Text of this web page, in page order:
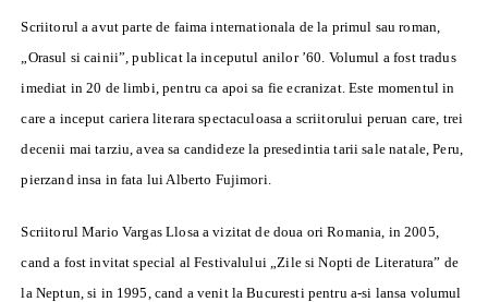
Scriitorul a avut parte de faima internationala de la primul sau roman,
„Orasul si cainii”, publicat la inceputul anilor ’60 . Volumul a fost tradus
imediat in 20 de limbi, pentru ca apoi sa fie ecranizat. Este momentul in
care a inceput cariera literara spectaculoasa a scriitorului peruan care, trei
decenii mai tarziu, avea sa candideze la presedintia tarii sale natale, Peru,
pierzand insa in fata lui Alberto Fujimori.
Scriitorul Mario Vargas Llosa a vizitat de doua ori Romania , in 2005,
cand a fost invitat special al Festivalului „Zile si Nopti de Literatura” de
la Neptun, si in 1995, cand a venit la Bucuresti pentru a-si lansa volumul